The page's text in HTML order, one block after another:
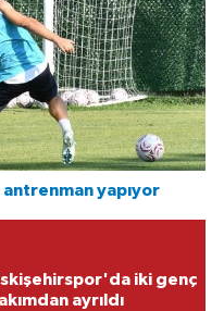
yapıyor
iki genç
ayrıldı